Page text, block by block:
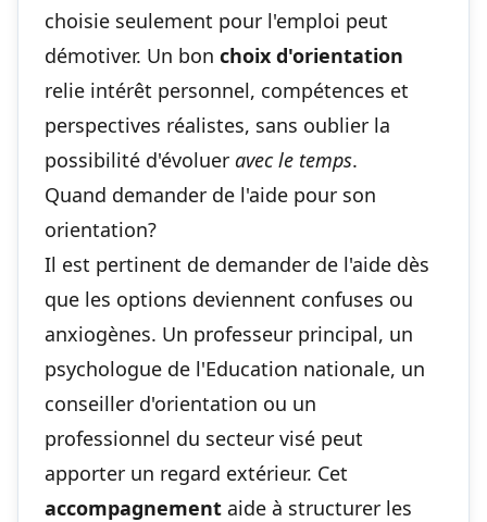
choisie seulement pour l'emploi peut
démotiver. Un bon choix d'orientation
relie intérêt personnel, compétences et
perspectives réalistes, sans oublier la
possibilité d'évoluer avec le temps.
Quand demander de l'aide pour son
orientation?
Il est pertinent de demander de l'aide dès
que les options deviennent confuses ou
anxiogènes. Un professeur principal, un
psychologue de l'Education nationale, un
conseiller d'orientation ou un
professionnel du secteur visé peut
apporter un regard extérieur. Cet
accompagnement aide à structurer les